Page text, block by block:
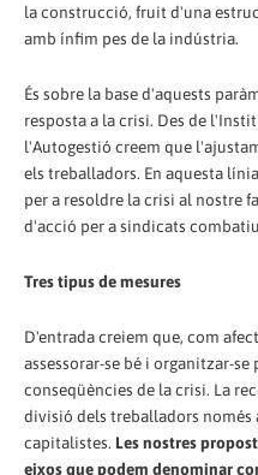
la construcció, fruit d'una
amb ínfim pes de la indústria.
És sobre la base d'aquests
resposta a la crisi. Des de
l'Autogestió creem que
els treballadors. En aquesta
per a resoldre la crisi al nostre
d'acció per a sindicats
Tres tipus de mesures
D'entrada creiem que, com
assessorar-se bé i organitzar-se
conseqüències de la crisi. La
divisió dels treballadors només
capitalistes. Les nostres
eixos que podem denominar